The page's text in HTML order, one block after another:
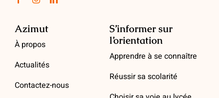
Azimut
À propos
Actualités
Contactez-nous
S’informer sur
l’orientation
Apprendre à se connaître
Réussir sa scolarité